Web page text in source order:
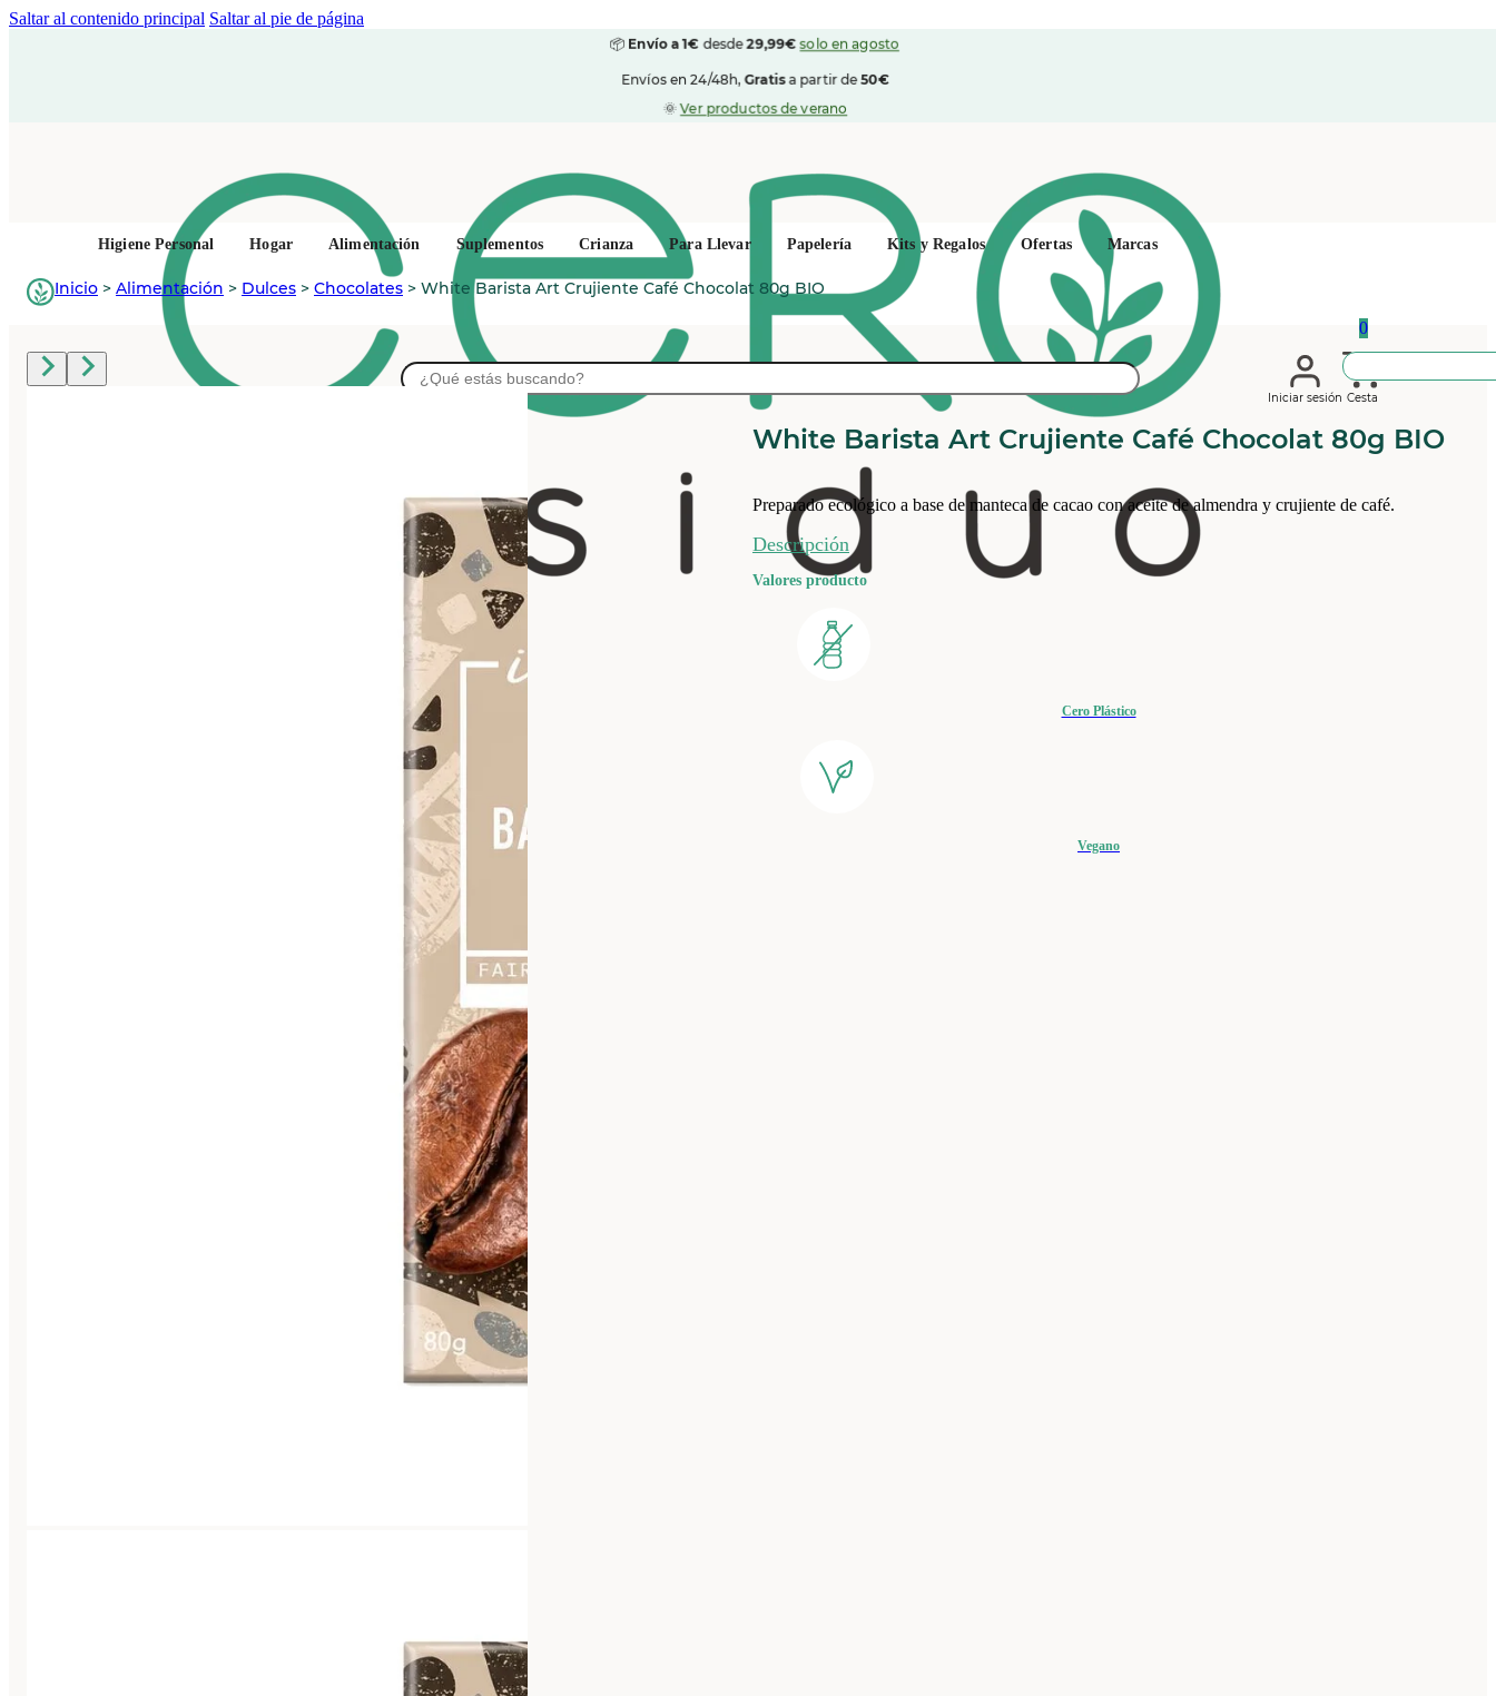
Saltar al contenido principal Saltar al pie de página
📦Envío a 1€desde29,99€ solo en agosto
Envíos en 24/48h,Gratisa partir de50€
🌞Ver productos de verano
Buscar
Iniciar sesión
0
Cesta
Higiene Personal Hogar Alimentación Suplementos Crianza Para Llevar Papelería Kits y Regalos Ofertas Marcas
Inicio > Alimentación > Dulces > Chocolates > White Barista Art Crujiente Café Chocolat 80g BIO
White Barista Art Crujiente Café Chocolat 80g BIO
Preparado ecológico a base de manteca de cacao con aceite de almendra y crujiente de café.
Descripción
Valores producto
Cero Plástico
Vegano